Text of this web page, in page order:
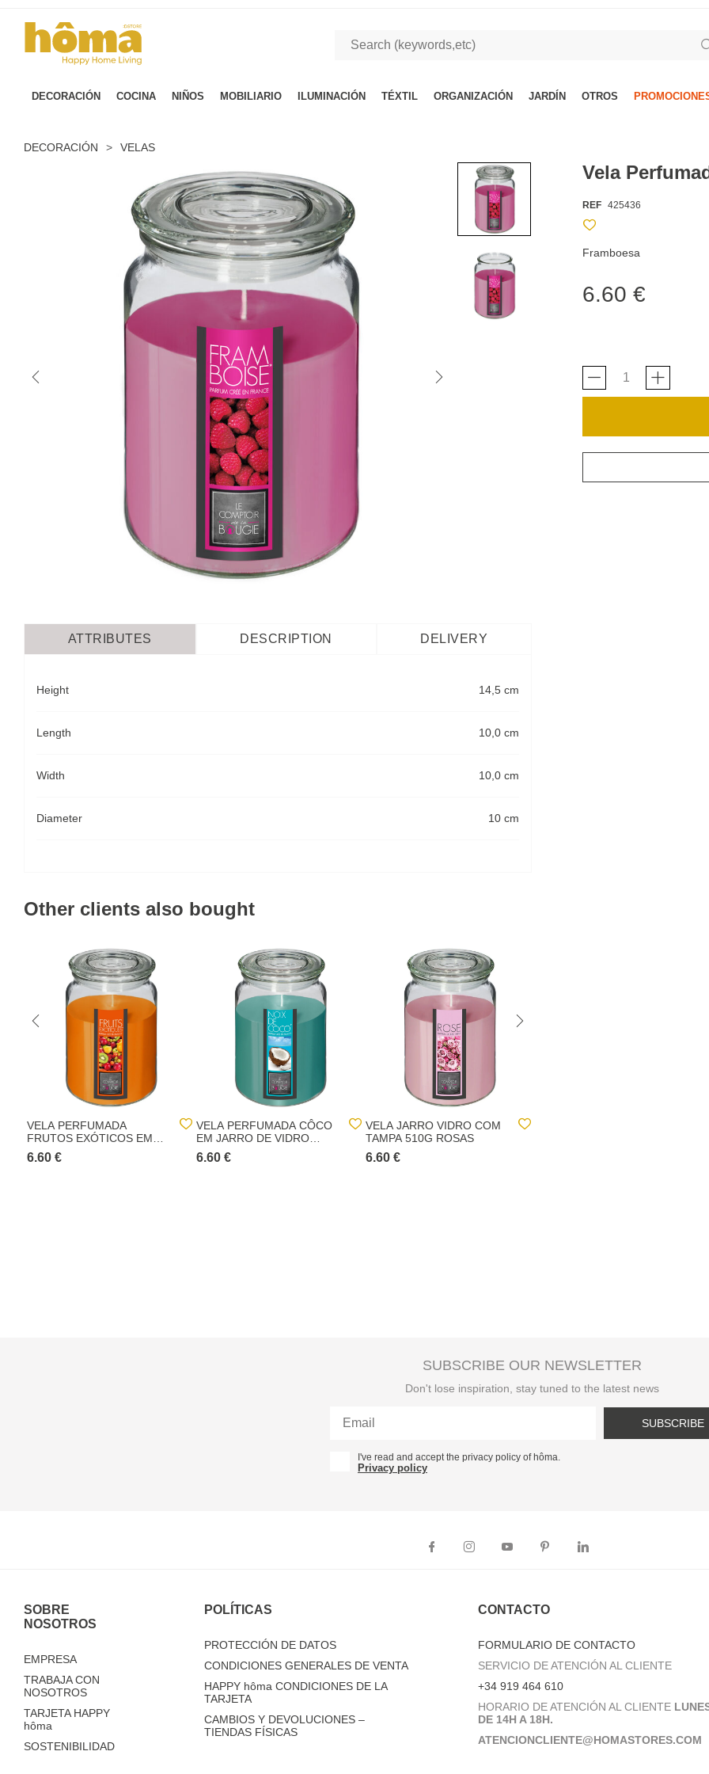
DECORACIÓN COCINA NIÑOS MOBILIARIO ILUMINACIÓN TÉXTIL ORGANIZACIÓN JARDÍN OTROS
DECORACIÓN > VELAS
Vela
REF 425436
Framboesa
6.60 €
ATTRIBUTES DESCRIPTION DELIVERY
Height 14,5 cm
Length 10,0 cm
Width 10,0 cm
Diameter 10 cm
Other clients also bought
VELA PERFUMADA
FRUTOS EXÓTICOS EM
JARRO DE VIDRO
6.60 €
VELA PERFUMADA CÔCO
EM JARRO DE VIDRO
510GR
6.60 €
VELA JARRO VIDRO COM
TAMPA 510G ROSAS
6.60 €
SUBSCRIBE OUR NEWSLETTER
Don't lose inspiration, stay tuned to the latest news
SUBSCRIBE
I've read and accept the privacy policy of hôma.
Privacy policy
SOBRE
NOSOTROS
EMPRESA
TRABAJA CON
NOSOTROS
TARJETA HAPPY
hôma
SOSTENIBILIDAD
POLÍTICAS
PROTECCIÓN DE DATOS
CONDICIONES GENERALES DE VENTA
HAPPY hôma CONDICIONES DE LA
TARJETA
CAMBIOS Y DEVOLUCIONES –
TIENDAS FÍSICAS
CONTACTO
FORMULARIO DE CONTACTO
SERVICIO DE ATENCIÓN AL CLIENTE
+34 919 464 610
HORARIO DE ATENCIÓN AL CLIENTE
DE 14H A 18H.
ATENCIONCLIENTE@HOMASTORES.COM